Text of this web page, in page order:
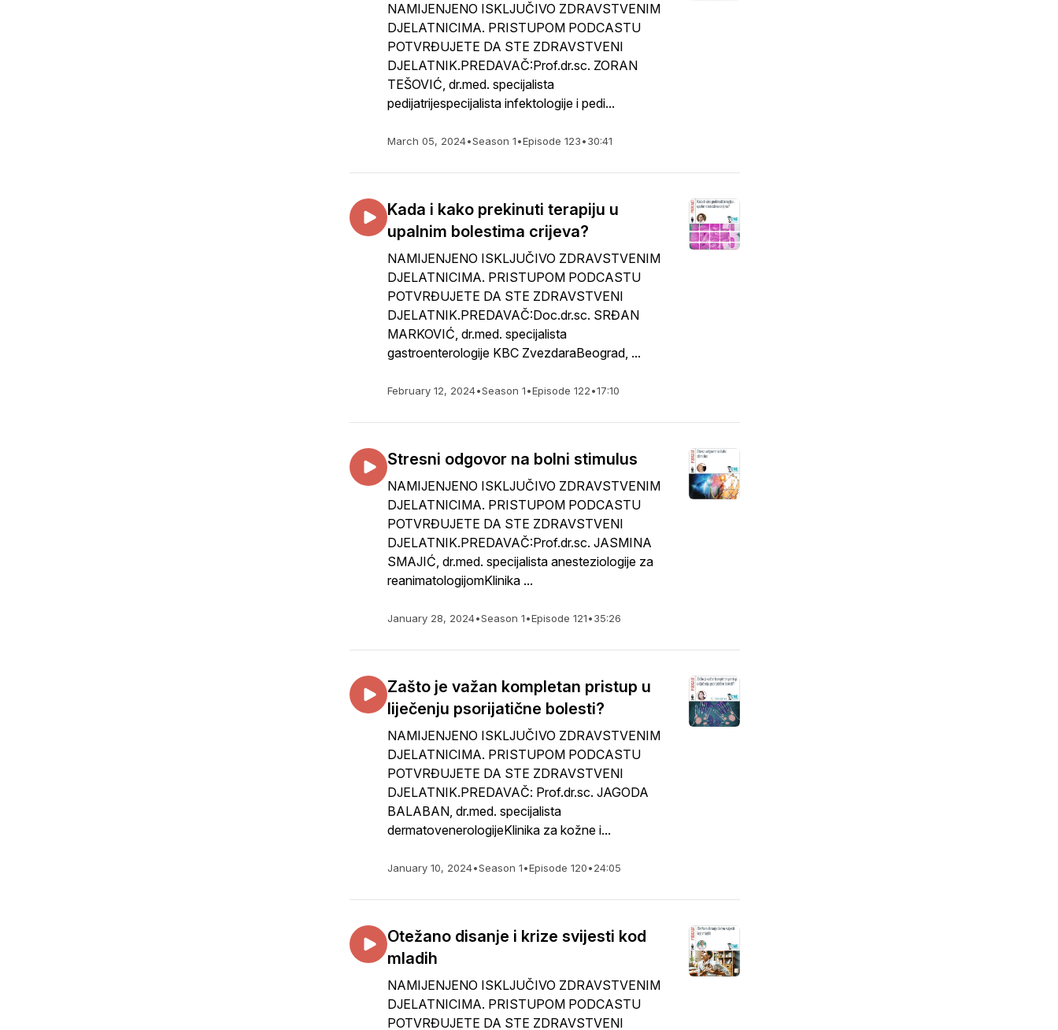
NAMIJENJENO ISKLJUČIVO ZDRAVSTVENIM
DJELATNICIMA. PRISTUPOM PODCASTU
POTVRĐUJETE DA STE ZDRAVSTVENI
DJELATNIK.PREDAVAČ:Prof.dr.sc. ZORAN
TEŠOVIĆ, dr.med. specijalista
pedijatrijespecijalista infektologije i pedi...
March 05, 2024•Season 1•Episode 123•30:41
Kada i kako prekinuti terapiju u
upalnim bolestima crijeva?
NAMIJENJENO ISKLJUČIVO ZDRAVSTVENIM
DJELATNICIMA. PRISTUPOM PODCASTU
POTVRĐUJETE DA STE ZDRAVSTVENI
DJELATNIK.PREDAVAČ:Doc.dr.sc. SRĐAN
MARKOVIĆ, dr.med. specijalista
gastroenterologije KBC ZvezdaraBeograd, ...
February 12, 2024•Season 1•Episode 122•17:10
Stresni odgovor na bolni stimulus
NAMIJENJENO ISKLJUČIVO ZDRAVSTVENIM
DJELATNICIMA. PRISTUPOM PODCASTU
POTVRĐUJETE DA STE ZDRAVSTVENI
DJELATNIK.PREDAVAČ:Prof.dr.sc. JASMINA
SMAJIĆ, dr.med. specijalista anesteziologije za
reanimatologijomKlinika ...
January 28, 2024•Season 1•Episode 121•35:26
Zašto je važan kompletan pristup u
liječenju psorijatične bolesti?
NAMIJENJENO ISKLJUČIVO ZDRAVSTVENIM
DJELATNICIMA. PRISTUPOM PODCASTU
POTVRĐUJETE DA STE ZDRAVSTVENI
DJELATNIK.PREDAVAČ: Prof.dr.sc. JAGODA
BALABAN, dr.med. specijalista
dermatovenerologijeKlinika za kožne i...
January 10, 2024•Season 1•Episode 120•24:05
Otežano disanje i krize svijesti kod
mladih
NAMIJENJENO ISKLJUČIVO ZDRAVSTVENIM
DJELATNICIMA. PRISTUPOM PODCASTU
POTVRĐUJETE DA STE ZDRAVSTVENI